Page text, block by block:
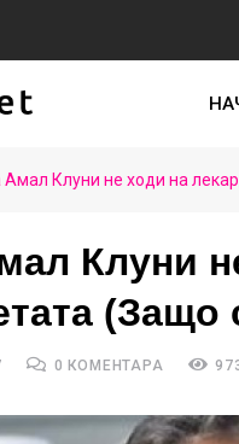
Амал Клуни не ходи на
Клуни
(Защо
0 КОМЕНТАРА